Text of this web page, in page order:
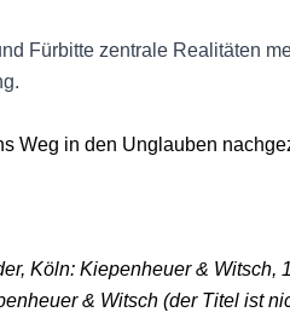
Fürbitte zentrale Realitäten
Weg in den Unglauben
Köln: Kiepenheuer & Witsch,
& Witsch (der Titel ist